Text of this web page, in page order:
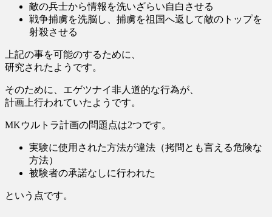
敵の兵士から情報を洗いざらい自白させる
戦争捕虜を洗脳し、捕虜を祖国へ返して敵のトップを
射殺させる
上記の事を可能のするために、
研究されたようです。
そのために、エゲツナイ非人道的な行為が、
計画上行われていたようです。
MKウルトラ計画の問題点は2つです。
実験に使用された方法が違法（拷問とも言える危険な
方法）
被験者の承諾なしに行われた
という点です。